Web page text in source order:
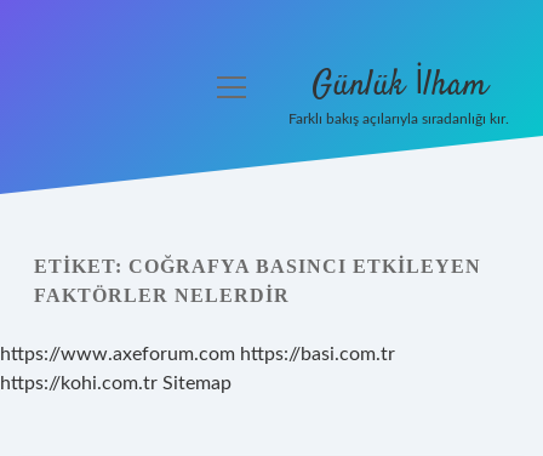
Yasal Uyarı
menüyü
Günlük İlham
Farklı bakış açılarıyla sıradanlığı kır.
ETIKET: COĞRAFYA BASINCI ETKILEYEN
FAKTÖRLER NELERDIR
https://www.axeforum.com https://basi.com.tr
https://kohi.com.tr Sitemap